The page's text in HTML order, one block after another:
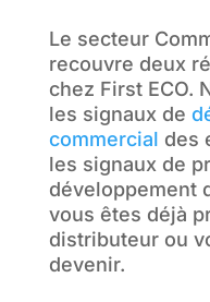
Le secteur
recouvre deux
chez First ECO.
les signaux de
commercial des
les signaux de
développement
vous êtes déjà
distributeur ou
devenir.